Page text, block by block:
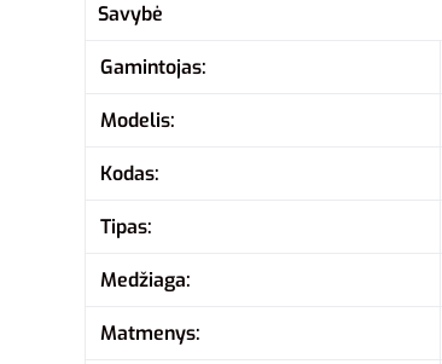
Savybė
Gamintojas:
Modelis:
Kodas:
Tipas:
Medžiaga:
Matmenys: